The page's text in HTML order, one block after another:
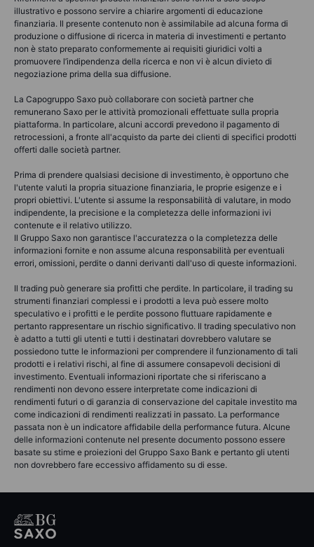
illustrativo e possono servire a chiarire argomenti di educazione
finanziaria. Il presente contenuto non è assimilabile ad alcuna forma di
produzione o diffusione di ricerca in materia di investimenti e pertanto
non è stato preparato conformemente ai requisiti giuridici volti a
promuovere l’indipendenza della ricerca e non vi è alcun divieto di
negoziazione prima della sua diffusione.
La Capogruppo Saxo può collaborare con società partner che
remunerano Saxo per le attività promozionali effettuate sulla propria
piattaforma. In particolare, alcuni accordi prevedono il pagamento di
retrocessioni, a fronte all'acquisto da parte dei clienti di specifici prodotti
offerti dalle società partner.
Prima di prendere qualsiasi decisione di investimento, è opportuno che
l'utente valuti la propria situazione finanziaria, le proprie esigenze e i
propri obiettivi. L'utente si assume la responsabilità di valutare, in modo
indipendente, la precisione e la completezza delle informazioni ivi
contenute e il relativo utilizzo.
Il Gruppo Saxo non garantisce l'accuratezza o la completezza delle
informazioni fornite e non assume alcuna responsabilità per eventuali
errori, omissioni, perdite o danni derivanti dall'uso di queste informazioni.
Il trading può generare sia profitti che perdite. In particolare, il trading su
strumenti finanziari complessi e i prodotti a leva può essere molto
speculativo e i profitti e le perdite possono fluttuare rapidamente e
pertanto rappresentare un rischio significativo. Il trading speculativo non
è adatto a tutti gli utenti e tutti i destinatari dovrebbero valutare se
possiedono tutte le informazioni per comprendere il funzionamento di tali
prodotti e i relativi rischi, al fine di assumere consapevoli decisioni di
investimento. Eventuali informazioni riportate che si riferiscano a
rendimenti non devono essere interpretate come indicazioni di
rendimenti futuri o di garanzia di conservazione del capitale investito ma
come indicazioni di rendimenti realizzati in passato. La performance
passata non è un indicatore affidabile della performance futura. Alcune
delle informazioni contenute nel presente documento possono essere
basate su stime e proiezioni del Gruppo Saxo Bank e pertanto gli utenti
non dovrebbero fare eccessivo affidamento su di esse.